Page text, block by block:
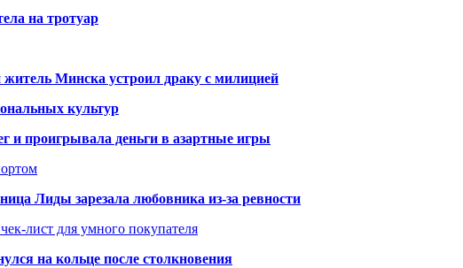
на тротуар
Минска устроил драку с милицией
культур
проигрывала деньги в азартные игры
Лиды зарезала любовника из-за ревности
лист для умного покупателя
на кольце после столкновения